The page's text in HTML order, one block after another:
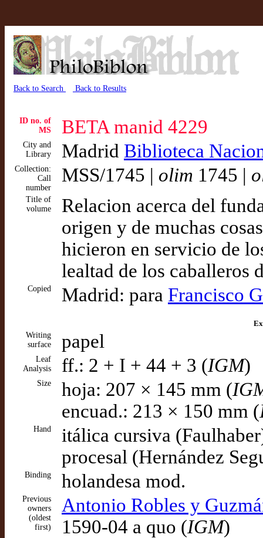
Back to Search Back to Results
ID no. of
MS
BETA manid 4229
City and
Library
Madrid Biblioteca
Collection:
Call
number
MSS/1745 | olim 1745 |
Title of
volume
Relacion acerca del
origen y de muchas
hicieron en servicio de
lealtad de los caballeros
Copied Madrid: para Francisco
Writing
surface
papel
Leaf
Analysis
ff.: 2 + I + 44 + 3 (IGM)
Size hoja: 207 × 145 mm (
encuad.: 213 × 150 mm (
Hand
itálica cursiva
procesal (Hernández
Binding holandesa mod.
Previous
owners
(oldest
first)
Antonio Robles y
1590-04 a quo (IGM)